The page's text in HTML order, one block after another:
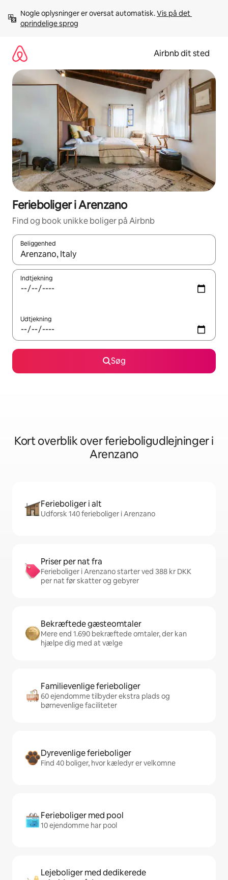
videre
Nogle oplysninger er oversat automatisk. Vis på det
oprindelige sprog
Airbnb dit sted
Ferieboliger i Arenzano
Find og book unikke boliger på Airbnb
Beliggenhed
Når resultaterne er tilgængelige, skal du navigere med
Indtjekning
Udtjekning
Søg
Kort overblik over ferieboligudlejninger i
Arenzano
Ferieboliger i alt
Udforsk 140 ferieboliger i Arenzano
Priser per nat fra
Ferieboliger i Arenzano starter ved 388 kr DKK
per nat før skatter og gebyrer
Bekræftede gæsteomtaler
Mere end 1.690 bekræftede omtaler, der kan
hjælpe dig med at vælge
Familievenlige ferieboliger
60 ejendomme tilbyder ekstra plads og
børnevenlige faciliteter
Dyrevenlige ferieboliger
Find 40 boliger, hvor kæledyr er velkomne
Ferieboliger med pool
10 ejendomme har pool
Lejeboliger med dedikerede